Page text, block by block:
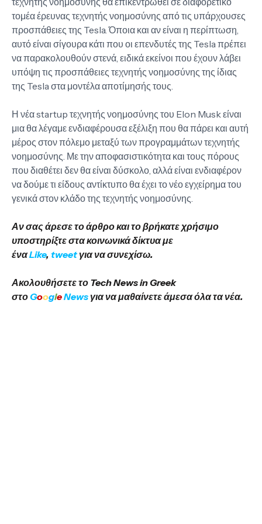
τομέα έρευνας τεχνητής νοημοσύνης από τις υπάρχουσες
προσπάθειες της Tesla. Όποια και αν είναι η περίπτωση,
αυτό είναι σίγουρα κάτι που οι επενδυτές της Tesla πρέπει
να παρακολουθούν στενά, ειδικά εκείνοι που έχουν λάβει
υπόψη τις προσπάθειες τεχνητής νοημοσύνης της ίδιας
της Tesla στα μοντέλα αποτίμησής τους.
Η νέα startup τεχνητής νοημοσύνης του Elon Musk είναι
μια θα λέγαμε ενδιαφέρουσα εξέλιξη που θα πάρει και αυτή
μέρος στον πόλεμο μεταξύ των προγραμμάτων τεχνητής
νοημοσύνης. Με την αποφασιστικότητα και τους πόρους
που διαθέτει δεν θα είναι δύσκολο, αλλά είναι ενδιαφέρον
να δούμε τι είδους αντίκτυπο θα έχει το νέο εγχείρημα του
γενικά στον κλάδο της τεχνητής νοημοσύνης.
Αν σας άρεσε το άρθρο και το βρήκατε χρήσιμο
υποστηρίξτε στα κοινωνικά δίκτυα με
έναLike, tweet για να συνεχίσω.
Ακολουθήσετε το Tech News in Greek
στο GoogleNews για να μαθαίνετε άμεσα όλα τα νέα.